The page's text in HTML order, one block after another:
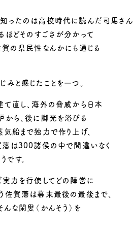
ったのは高校時代に読んだ司馬さん
ほどそのすごさが分かって
の県民性なんかにも通じる
と感じたことを一つ。
直し、海外の脅威から日本
から、後に脚光を浴びる
船まで独力で作り上げ、
は300諸侯の中で間違いなく
す。
実力を行使してどの陣営に
佐賀藩は幕末最後の最後まで、
な閑叟（かんそう）を